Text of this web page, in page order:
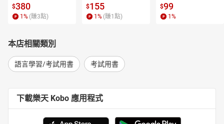
慶遊戲密碼【電子
書】
$380
1 % (賺3點)
8月号（中英雙語
版）【電子書】
$155
1 % (賺1 點)
解》【電子書】
$99
1 %
本店相關類別
語言學習/考試用書 考試用書
下載樂天 Kobo 應用程式